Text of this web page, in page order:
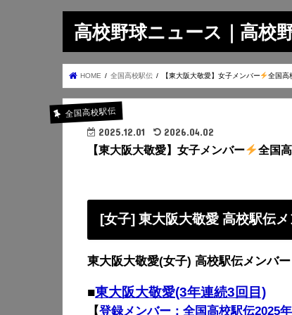
高校野球ニュース｜高校
HOME 全国高校駅伝 【東大阪大敬愛】女子メンバー 全国高
全国高校駅伝
2025.12.01 2026.04.02
【東大阪大敬愛】女子メンバー 全国
[女子] 東大阪大敬愛 高校駅伝
東大阪大敬愛(女子) 高校駅伝メンバー
■東大阪大敬愛(3年連続3回目)
【登録メンバー：全国高校駅伝2025年